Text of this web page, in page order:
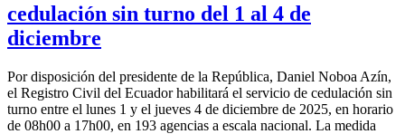
cedulación sin turno del 1 al 4 de
diciembre
Por disposición del presidente de la República, Daniel Noboa Azín,
el Registro Civil del Ecuador habilitará el servicio de cedulación sin
turno entre el lunes 1 y el jueves 4 de diciembre de 2025, en horario
de 08h00 a 17h00, en 193 agencias a escala nacional. La medida